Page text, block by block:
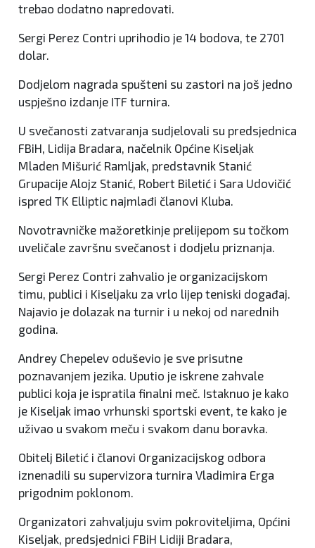
trebao dodatno napredovati.
Sergi Perez Contri uprihodio je 14 bodova, te 2701
dolar.
Dodjelom nagrada spušteni su zastori na još jedno
uspješno izdanje ITF turnira.
U svečanosti zatvaranja sudjelovali su predsjednica
FBiH, Lidija Bradara, načelnik Općine Kiseljak
Mladen Mišurić Ramljak, predstavnik Stanić
Grupacije Alojz Stanić, Robert Biletić i Sara Udovičić
ispred TK Elliptic najmlađi članovi Kluba.
Novotravničke mažoretkinje prelijepom su točkom
uveličale završnu svečanost i dodjelu priznanja.
Sergi Perez Contri zahvalio je organizacijskom
timu, publici i Kiseljaku za vrlo lijep teniski događaj.
Najavio je dolazak na turnir i u nekoj od narednih
godina.
Andrey Chepelev oduševio je sve prisutne
poznavanjem jezika. Uputio je iskrene zahvale
publici koja je ispratila finalni meč. Istaknuo je kako
je Kiseljak imao vrhunski sportski event, te kako je
uživao u svakom meču i svakom danu boravka.
Obitelj Biletić i članovi Organizacijskog odbora
iznenadili su supervizora turnira Vladimira Erga
prigodnim poklonom.
Organizatori zahvaljuju svim pokroviteljima, Općini
Kiseljak, predsjednici FBiH Lidiji Bradara,